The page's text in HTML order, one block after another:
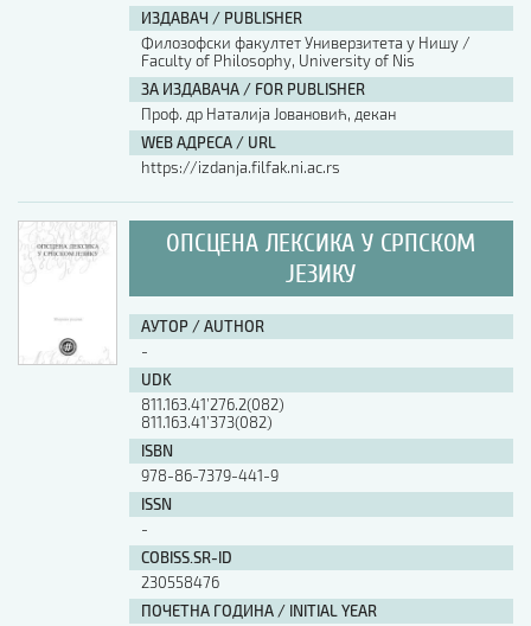
ИЗДАВАЧ / PUBLISHER
Филозофски факултет Универзитета у Нишу /
Faculty of Philosophy, University of Nis
ЗА ИЗДАВАЧА / FOR PUBLISHER
Проф. др Наталија Јовановић, декан
WEB АДРЕСА / URL
https://izdanja.filfak.ni.ac.rs
ОПСЦЕНА ЛЕКСИКА У СРПСКОМ
ЈЕЗИКУ
АУТОР / AUTHOR
-
UDK
811.163.41’276.2(082)
811.163.41’373(082)
ISBN
978-86-7379-441-9
ISSN
-
COBISS.SR-ID
230558476
ПОЧЕТНА ГОДИНА / INITIAL YEAR